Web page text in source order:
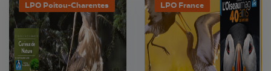
LPO Poitou-Charentes LPO France